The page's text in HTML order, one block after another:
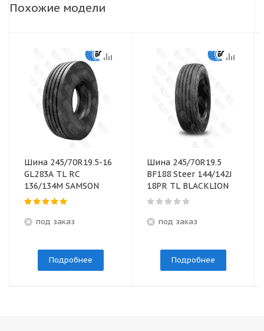
Похожие модели
Шина 245/70R19.5-16
GL283A TL RC
136/134М SAMSON
под заказ
Подробнее
Шина 245/70R19.5
BF188 Steer 144/142J
18PR TL BLACKLION
под заказ
Подробнее